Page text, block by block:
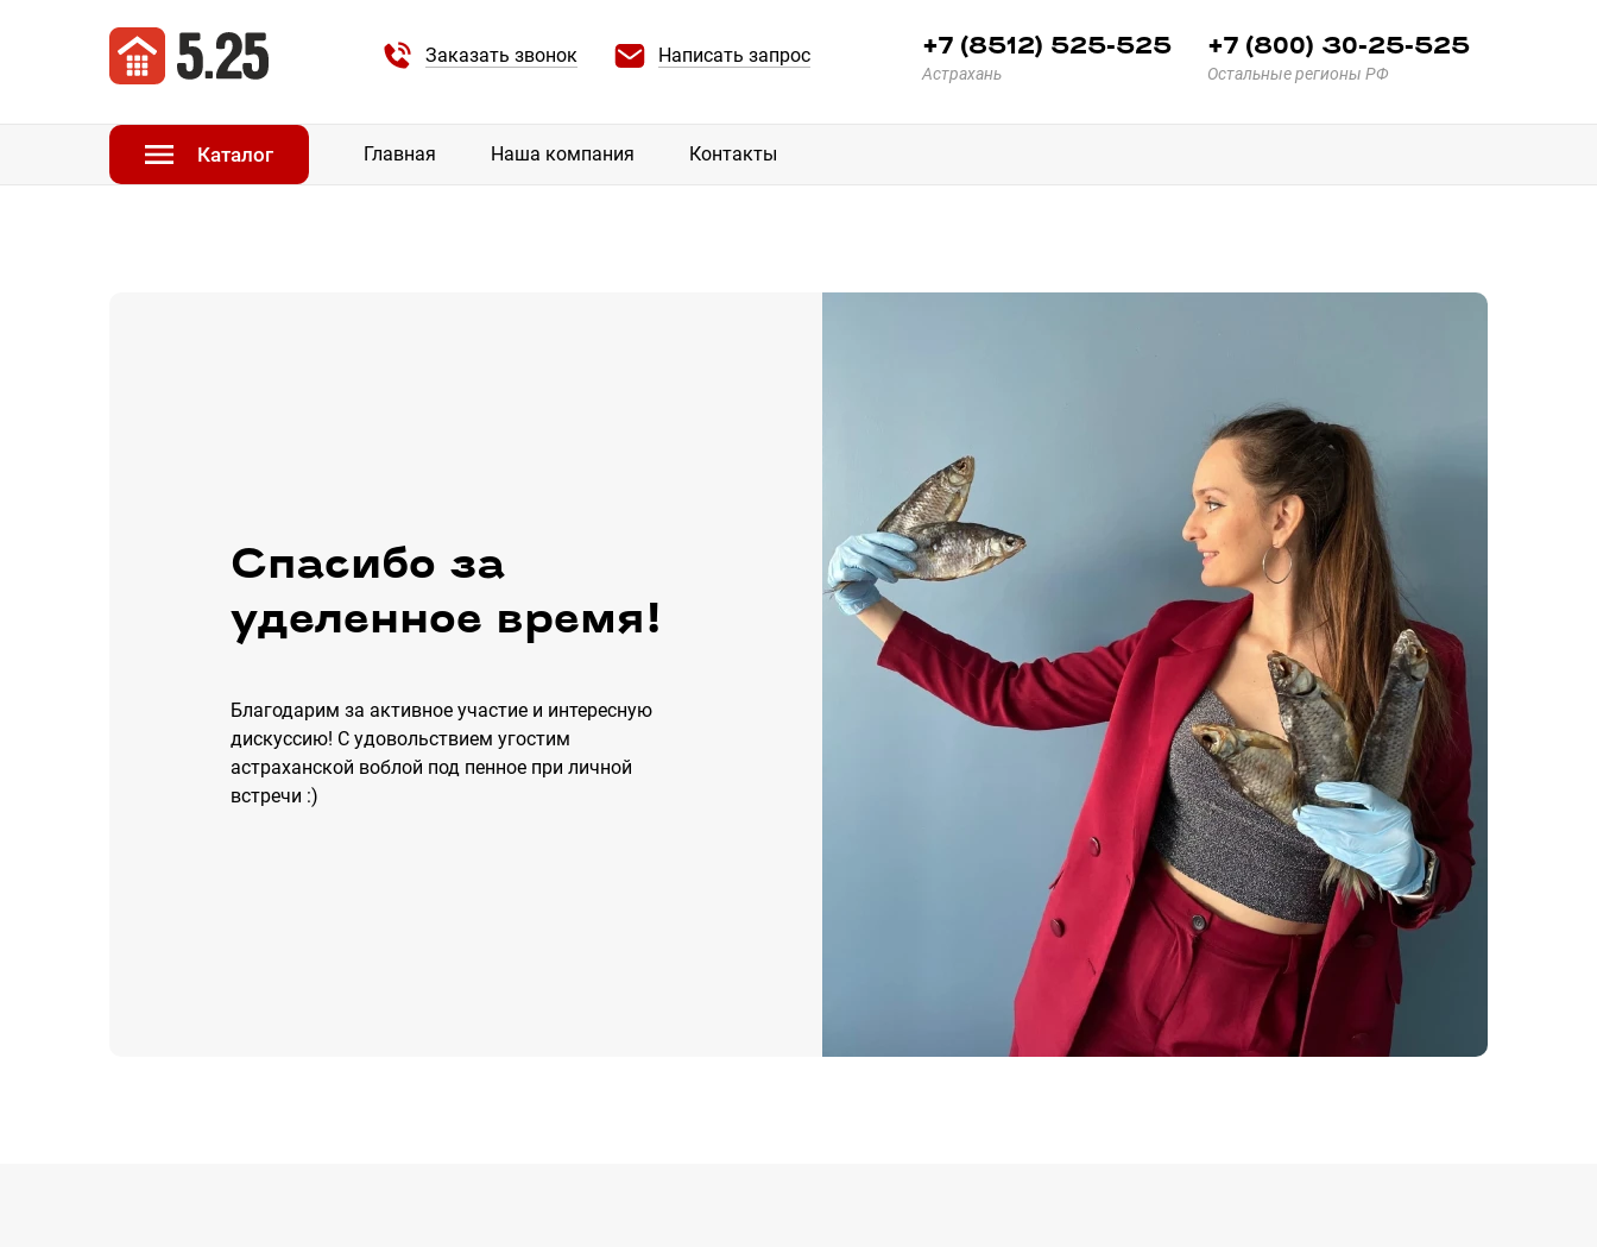
Заказать звонок Написать запрос +7 (8512) 525-525
Астрахань
+7 (800) 30-25-525
Остальные регионы РФ
Каталог Главная Наша компания Контакты
Спасибо за
уделенное время!
Благодарим за активное участие и интересную
дискуссию! С удовольствием угостим
астраханской воблой под пенное при личной
встречи :)